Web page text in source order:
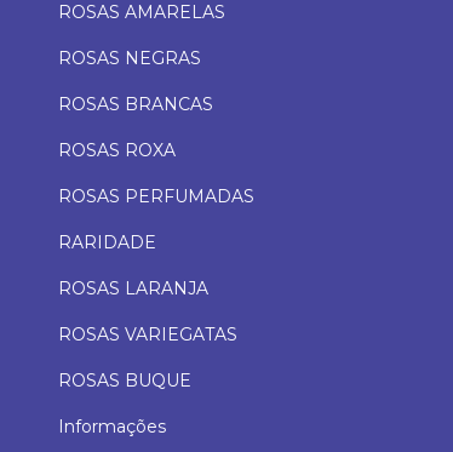
ROSAS AMARELAS
ROSAS NEGRAS
ROSAS BRANCAS
ROSAS ROXA
ROSAS PERFUMADAS
RARIDADE
ROSAS LARANJA
ROSAS VARIEGATAS
ROSAS BUQUE
Informações